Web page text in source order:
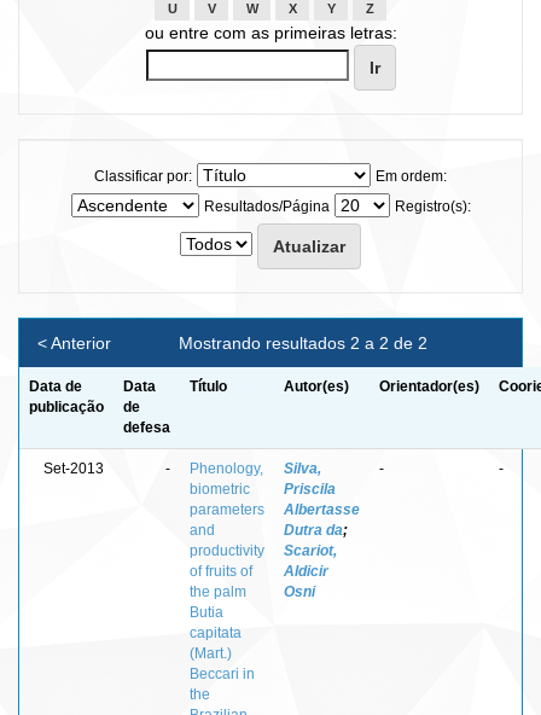
U
V W X Y Z
ou entre com as primeiras letras:
Classificar por:
Em ordem:
Resultados/Página
Registro(s):
Mostrando resultados 2 a 2 de 2
< Anterior
Data de
publicação
Data
de
defesa
Título Autor(es) Orientador(es)
Set-2013 -
Phenology,
biometric
parameters
and
productivity
of fruits of
the palm
Butia
capitata
(Mart.)
Beccari in
the
Silva,
Priscila
Albertasse
Dutra da;
Scariot,
Aldicir
Osni
- -